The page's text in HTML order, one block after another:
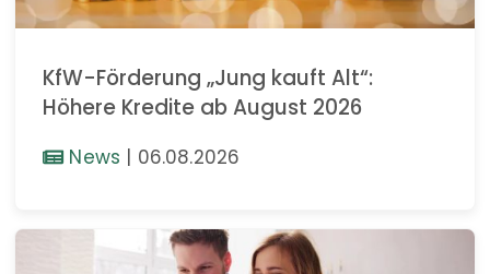
KfW-Förderung „Jung kauft Alt“:
Höhere Kredite ab August 2026
News | 06.08.2026